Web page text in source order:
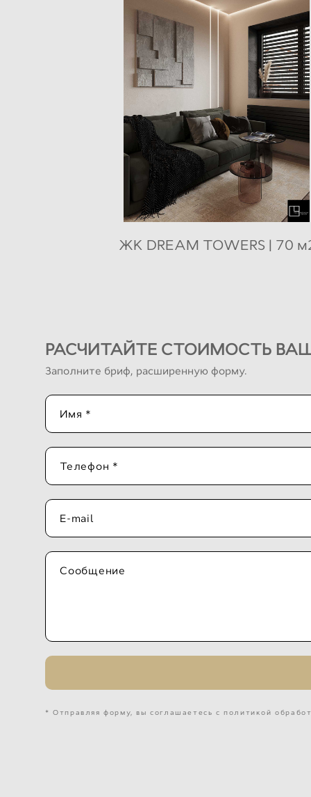
ЖК DREAM TOWERS | 70
РАСЧИТАЙТЕ СТОИМОСТЬ
Заполните бриф, расширенную форму.
Имя *
Телефон *
E-mail
Сообщение
* Отправляя форму, вы соглашаетесь с политикой